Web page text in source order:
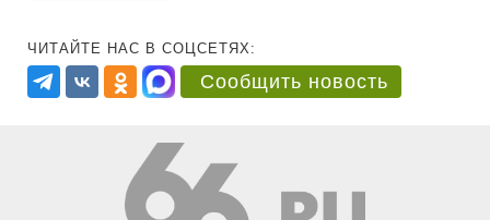
ЧИТАЙТЕ НАС В СОЦСЕТЯХ:
Сообщить новость